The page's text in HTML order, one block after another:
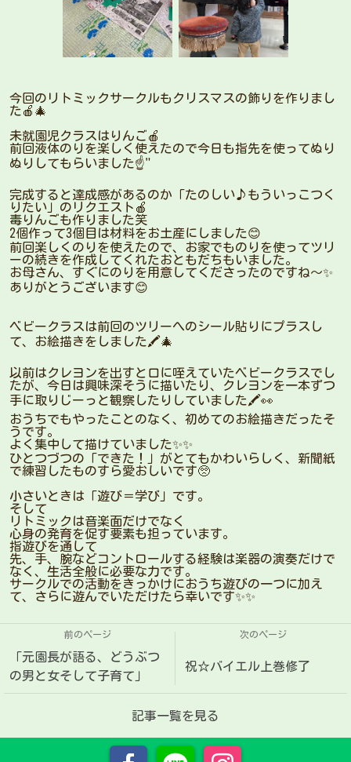
今回のリトミックサークルもクリスマスの飾りを作りまし
た🍎🎄
未就園児クラスはりんご🍎
前回液体のりを楽しく使えたので今日も指先を使ってぬり
ぬりしてもらいました☝️"
完成すると達成感があるのか「たのしい♪もういっこつく
りたい」のリクエスト🍎
毒りんごも作りました笑
2個作って3個目は材料をお土産にしました😊
前回楽しくのりを使えたので、お家でものりを使ってツリ
ーの続きを作成してくれたおともだちもいました。
お母さん、すぐにのりを用意してくださったのですね〜✨
ありがとうございます😊
ベビークラスは前回のツリーへのシール貼りにプラスし
て、お絵描きをしました🖍🎄
以前はクレヨンを出すと口に咥えていたベビークラスでし
たが、今日は興味深そうに描いたり、クレヨンを一本ずつ
手に取りじーっと観察したりしていました🖍👀
おうちでもやったことのなく、初めてのお絵描きだったそ
うです。
よく集中して描けていました✨✨
ひとつづつの「できた！」がとてもかわいらしく、新聞紙
で練習したものすら愛おしいです🥺
小さいときは「遊び＝学び」です。
そして
リトミックは音楽面だけでなく
心身の発育を促す要素も担っています。
指遊びを通して
先、手、腕などコントロールする経験は楽器の演奏だけで
なく、生活全般に必要な力です。
サークルでの活動をきっかけにおうち遊びの一つに加え
て、さらに遊んでいただけたら幸いです✨✨
前のページ
「元園長が語る、どうぶつ
の男と女そして子育て」
次のページ
祝☆バイエル上巻修了
記事一覧を見る